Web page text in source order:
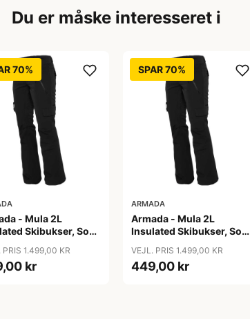
Du er måske interesseret i
70%
- Mula 2L
Skibukser, Sort
PRIS 1.499,00 KR
kr
SPAR 70%
ARMADA
Armada - Mula 2L
Insulated Skibukser, Sort
VEJL. PRIS 1.499,00 KR
449,00 kr